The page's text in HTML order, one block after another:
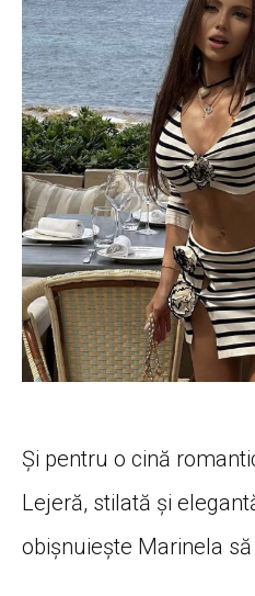
Și pentru o cină
Lejeră, stilată și
obișnuiește Marinela